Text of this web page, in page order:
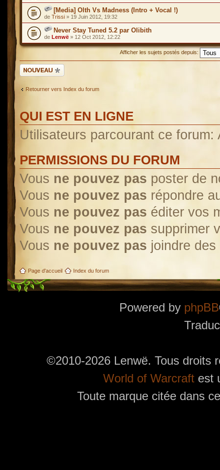
[Media] Olth Vs Madness (Intro + Vocal !)
de Trissi » 19 Juin 2012, 19:32
Never Stay Tuned 5.2 par Olibith
de Lenwë » 12 Oct 2012, 12:22
Afficher les sujets postés depuis:
Ecrire un nouveau
sujet
Retourner vers Index du forum
QUI EST EN LIGNE
Utilisateurs parcourant ce
PERMISSIONS DU FORUM
Vous ne pouvez pas poster de
Vous ne pouvez pas répondre
Vous ne pouvez pas éditer vos
Vous ne pouvez pas supprimer
Vous ne pouvez pas joindre
Page d'accueil Index du forum
Powered by phpBB
©2010-2026 Lenwë. Tous droits
World of Warcraftest
Toute marque citée dans